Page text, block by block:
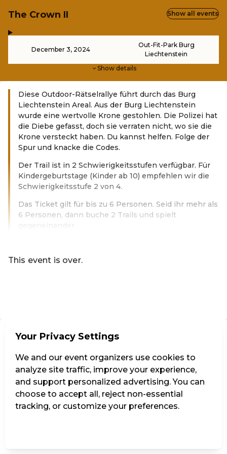
The Crown II
December 3, 2024
Out-Fit-Park Burg
Liechtenstein
Show details
Show all events
Diese Outdoor-Rätselrallye führt durch das Burg
Liechtenstein Areal. Aus der Burg Liechtenstein
wurde eine wertvolle Krone gestohlen. Die Polizei hat
die Diebe gefasst, doch sie verraten nicht, wo sie die
Krone versteckt haben. Du kannst helfen. Folge der
Spur und knacke die Codes.
Der Trail ist in 2 Schwierigkeitsstufen verfügbar. Für
Kindergeburtstage (Kinder ab 10) empfehlen wir die
Schwierigkeitsstufe 2 von 4.
Das Ticket gilt für bis zu 6 Personen. Seid ihr mehr als
6 Personen, dann buche 2 Trails und spielt
gegeneinander.
This event is over.
Your Privacy Settings
We and our event organizers use cookies to
analyze site traffic, improve your experience,
and support personalized advertising. You can
choose to accept all, reject non-essential
tracking, or customize your preferences.